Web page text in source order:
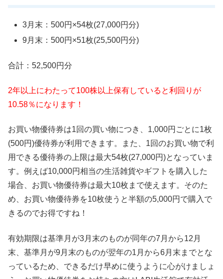
3月末：500円×54枚(27,000円分)
9月末：500円×51枚(25,500円分)
合計：52,500円分
2年以上にわたって100株以上保有していると利回りが
10.58％になります！
お買い物優待券は1回の買い物につき、1,000円ごとに1枚
(500円)優待券が利用できます。また、1回のお買い物で利
用できる優待券の上限は最大54枚(27,000円)となっていま
す。例えば10,000円相当の生活雑貨やギフトを購入した
場合、お買い物優待券は最大10枚まで使えます。そのた
め、お買い物優待券を10枚使うと半額の5,000円で購入で
きるのでお得ですね！
有効期限は基準月が3月末のものが同年の7月から12月
末、基準月が9月末のものが翌年の1月から6月末までとな
っているため、できるだけ早めに使うように心がけましょ